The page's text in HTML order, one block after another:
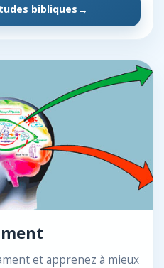
bibliques
et apprenez à mieux